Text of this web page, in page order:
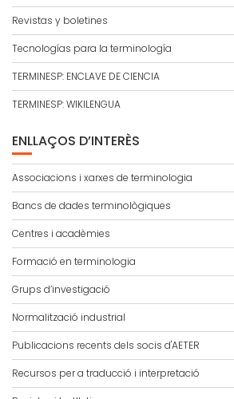
Revistas y boletines
Tecnologías para la terminología
TERMINESP: ENCLAVE DE CIENCIA
TERMINESP: WIKILENGUA
ENLLAÇOS D’INTERÈS
Associacions i xarxes de terminologia
Bancs de dades terminològiques
Centres i acadèmies
Formació en terminologia
Grups d’investigació
Normalització industrial
Publicacions recents dels socis d'AETER
Recursos per a traducció i interpretació